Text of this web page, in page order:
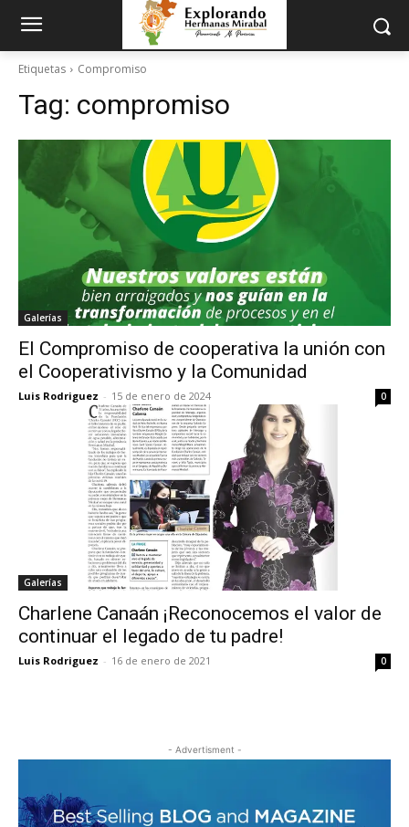
Etiquetas Compromiso
Tag: compromiso
Galerías
El Compromiso de cooperativa la unión con
el Cooperativismo y la Comunidad
Luis Rodriguez - 15 de enero de 2024 0
Galerías
Charlene Canaán ¡Reconocemos el valor de
continuar el legado de tu padre!
Luis Rodriguez - 16 de enero de 2021 0
- Advertisment -